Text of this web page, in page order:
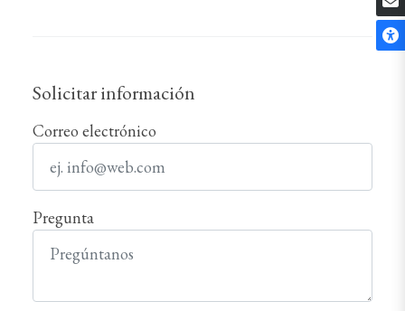
Solicitar información
Correo electrónico
Pregunta